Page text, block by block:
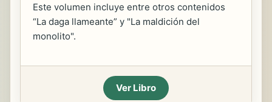
Este volumen incluye entre otros contenidos
“La daga llameante” y "La maldición del
monolito".
Ver Libro